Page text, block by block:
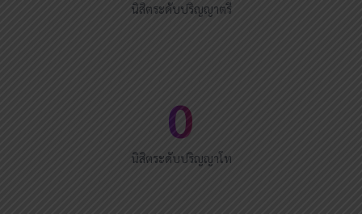
นิสิตระดับปริญญาตรี
0
นิสิตระดับปริญญาโท